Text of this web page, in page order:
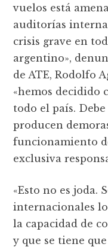
vuelos está
auditorías
crisis grave en
argentino»,
de ATE, Rodolfo
«hemos decidido
todo el país.
producen
funcionamiento
exclusiva
«Esto no es joda.
internacionales
la capacidad de
y que se tiene